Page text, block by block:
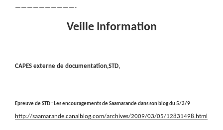
——————————-
Veille Information
CAPES externe de documentation,STD,
Epreuve de STD : Les encouragements de Saamarande dans son blog du 5/3/9
http://saamarande.canalblog.com/archives/2009/03/05/12831498.html